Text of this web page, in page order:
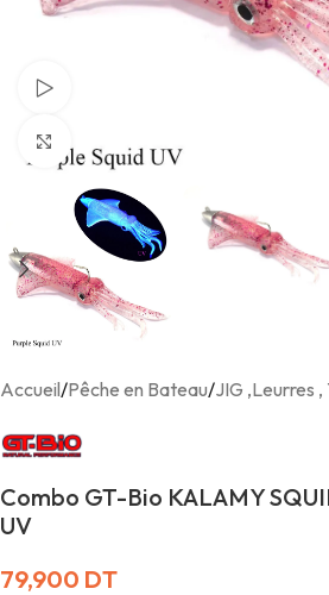
Accueil/Pêche en Bateau/JIG ,Leurres ,
Combo GT-Bio KALAMY
UV
79,900 DT